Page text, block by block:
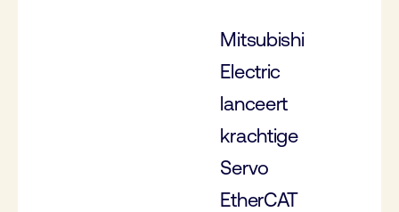
Mitsubishi
Electric
lanceert
krachtige
Servo
EtherCAT